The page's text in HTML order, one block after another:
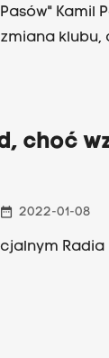
Kamil
choć
date_range 2022-01-08
Radia